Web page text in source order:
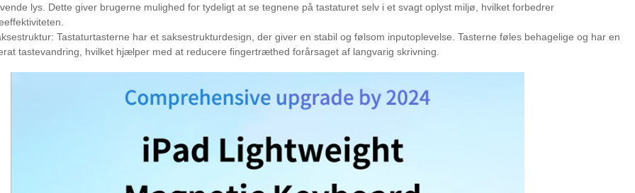
lys. Dette giver brugerne mulighed for tydeligt at se tegnene på tastaturet selv i et svagt oplyst miljø, hvilket forbedrer
Tastaturtasterne har et saksestrukturdesign, der giver en stabil og følsom inputoplevelse. Tasterne føles behagelige og har en
tastevandring, hvilket hjælper med at reducere fingertræthed forårsaget af langvarig skrivning.